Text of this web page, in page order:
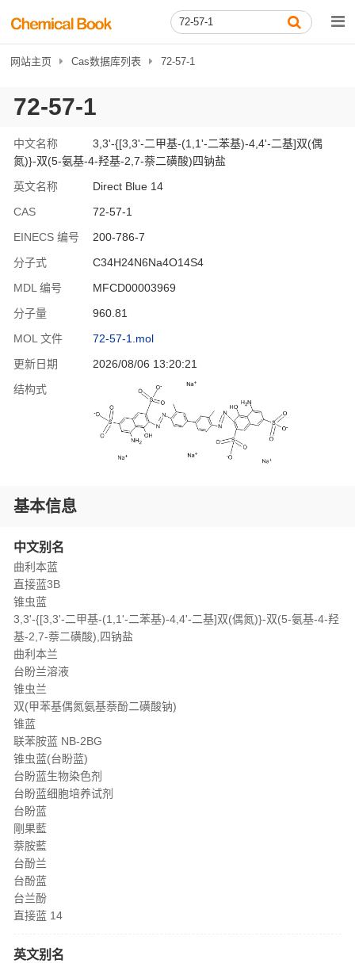
网站主页 Cas数据库列表 72-57-1
72-57-1
中文名称
3,3'-{[3,3'-二甲基-(1,1'-二苯基)-4,4'-二基]双(偶
氮)}-双(5-氨基-4-羟基-2,7-萘二磺酸)四钠盐
英文名称
Direct Blue 14
CAS
72-57-1
EINECS 编号
200-786-7
分子式
C34H24N6Na4O14S4
MDL 编号
MFCD00003969
分子量
960.81
MOL 文件
72-57-1.mol
更新日期
2026/08/06 13:20:21
结构式
基本信息
中文别名
曲利本蓝
直接蓝3B
锥虫蓝
3,3'-{[3,3'-二甲基-(1,1'-二苯基)-4,4'-二基]双(偶氮)}-双(5-氨基-4-羟
基-2,7-萘二磺酸),四钠盐
曲利本兰
台盼兰溶液
锥虫兰
双(甲苯基偶氮氨基萘酚二磺酸钠)
锥蓝
联苯胺蓝 NB-2BG
锥虫蓝(台盼蓝)
台盼蓝生物染色剂
台盼蓝细胞培养试剂
台盼蓝
剛果藍
萘胺藍
台酚兰
台酚蓝
台兰酚
直接蓝 14
英文别名